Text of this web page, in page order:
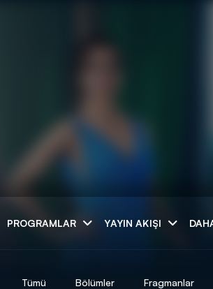
PROGRAMLAR YAYIN AKIŞI
Arama
Tümü Bölümler Fragmanlar